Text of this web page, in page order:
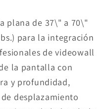
plana de 37\" a 70\"
para la integración
de videowall
la pantalla con
y profundidad,
desplazamiento